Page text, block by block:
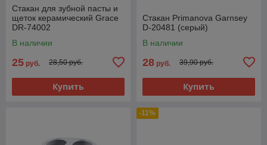
Стакан для зубной пасты и
щеток керамический Grace
DR-74002
В наличии
25 руб. 28,50 руб.
Купить
Стакан Primanova Garnsey
D-20481 (серый)
В наличии
28 руб. 39,90 руб.
Купить
-11%